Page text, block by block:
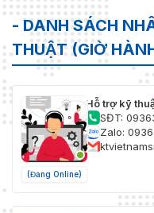
- DANH SÁCH
THUẬT (GIỜ
(Đang Online)
Hỗ trợ kỹ
SĐT:
Zalo: